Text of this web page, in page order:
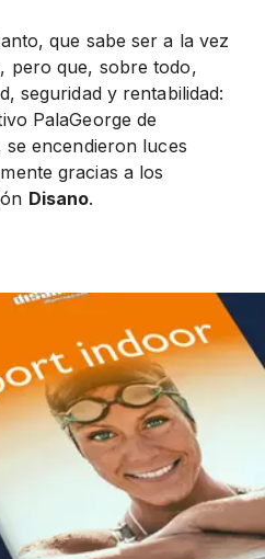
que sabe ser a la vez
pero que, sobre todo,
seguridad y rentabilidad:
PalaGeorge de
encendieron luces
gracias a los
Disano.